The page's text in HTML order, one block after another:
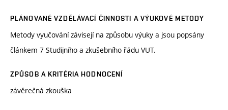
PLÁNOVANÉ VZDĚLÁVACÍ ČINNOSTI A VÝUKOVÉ METODY
Metody vyučování závisejí na způsobu výuky a jsou popsány
článkem 7 Studijního a zkušebního řádu VUT.
ZPŮSOB A KRITÉRIA HODNOCENÍ
závěrečná zkouška